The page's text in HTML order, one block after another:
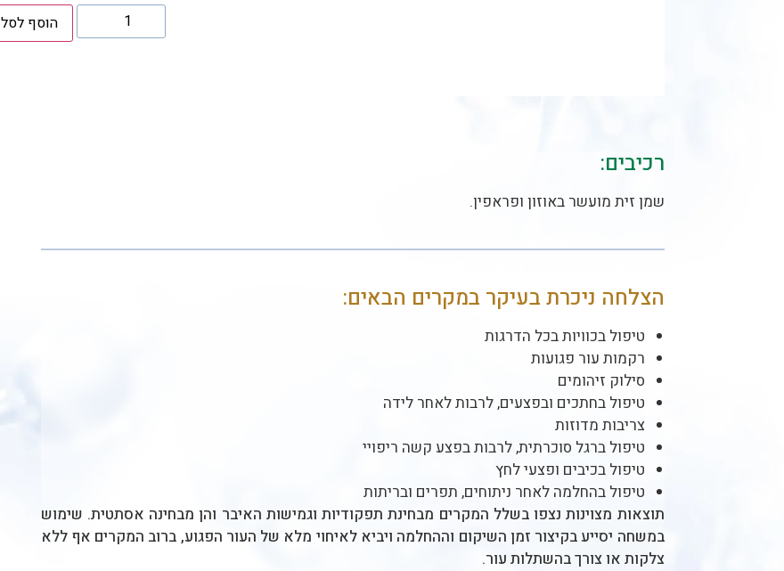
הוסף לסל
רכיבים:
שמן זית מועשר באוזון ופראפין.
הצלחה ניכרת בעיקר במקרים הבאים:
טיפול בכוויות בכל הדרגות
רקמות עור פגועות
סילוק זיהומים
טיפול בחתכים ובפצעים, לרבות לאחר לידה
צריבות מדוזות
טיפול ברגל סוכרתית, לרבות בפצע קשה ריפויי
טיפול בכיבים ופצעי לחץ
טיפול בהחלמה לאחר ניתוחים, תפרים ובריתות
תוצאות מצוינות נצפו בשלל המקרים מבחינת תפקודיות וגמישות האיבר והן מבחינה אסתטית. שימוש
במשחה יסייע בקיצור זמן השיקום וההחלמה ויביא לאיחוי מלא של העור הפגוע, ברוב המקרים אף ללא
צלקות או צורך בהשתלות עור.